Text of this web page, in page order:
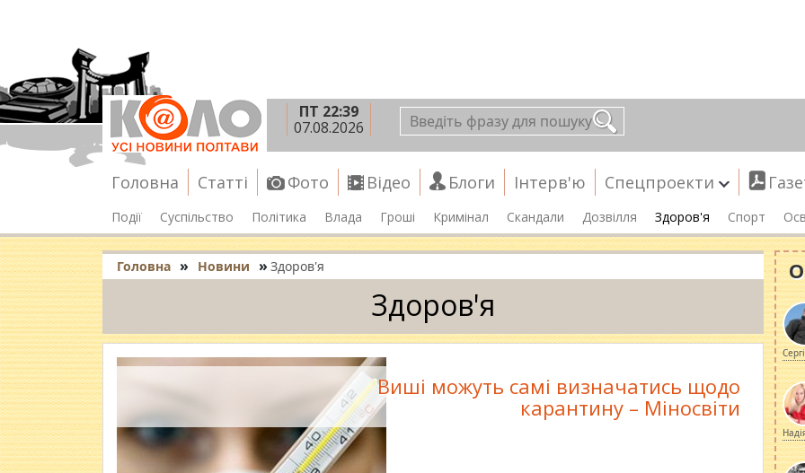
ПТ 22:39
07.08.2026
Головна Статті Фото Відео Блоги Інтерв'ю Спецпроекти
Події Суспільство Політика Влада Гроші Кримінал Скандали Дозвілля Здоров'я Спорт
Головна » Новини » Здоров'я
Здоров'я
Виші можуть самі визначатись щодо
карантину – Міносвіти